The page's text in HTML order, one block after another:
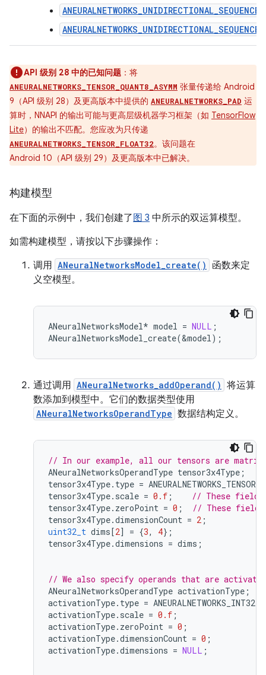
API 级别 28 中的已知问题 ：将
ANEURALNETWORKS_TENSOR_QUANT8_ASYMM 张量传递给 Android
9（API 级别 28）及更高版本中提供的 ANEURALNETWORKS_PAD 运
算时，NNAPI 的输出可能与更高层级机器学习框架（如 TensorFlow
Lite）的输出不匹配。您应改为只传递
ANEURALNETWORKS_TENSOR_FLOAT32。该问题在
Android 10（API 级别 29）及更高版本中已解决。
构建模型
在下面的示例中，我们创建了图 3 中所示的双运算模型。
如需构建模型，请按以下步骤操作：
调用 ANeuralNetworksModel_create()
函数来定
义空模型。
ANeuralNetworksModel* model = NULL ;
ANeuralNetworksModel_create(&model);
通过调用 ANeuralNetworks_addOperand() 将运算
数添加到模型中。它们的数据类型使用
ANeuralNetworksOperandType 数据结构定义。
// In our example, all our tensors are
ANeuralNetworksOperandType tensor3x4Type ;
tensor3x4Type. type =
tensor3x4Type. scale = 0.f ;
// These fields
tensor3x4Type. zeroPoint = 0 ;
// These fields
tensor3x4Type.dimensionCount = 2 ;
uint32_t dims[2] = {3, 4};
tensor3x4Type.dimensions = dims ;
// We also specify operands that are
ANeuralNetworksOperandType activationType ;
activationType. type = ANEURALNETWORKS_INT32
activationType. scale = 0.f ;
activationType. zeroPoint = 0 ;
activationType.dimensionCount = 0 ;
activationType.dimensions = NULL ;